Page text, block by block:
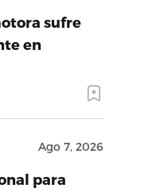
sufre
en
Ago 7, 2026
para